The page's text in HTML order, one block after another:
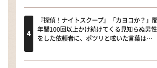
『探偵！ナイトスクープ』「カヨコか？」
年間100回以上かけ続けてくる見知らぬ男
をした依頼者に、ポツリと呟いた言葉は…